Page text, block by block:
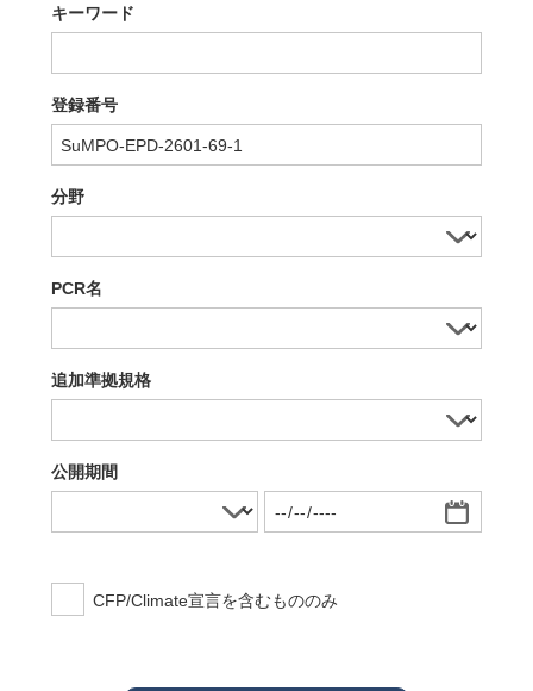
キーワード
登録番号
分野
PCR名
追加準拠規格
公開期間
CFP/Climate宣言を含むもののみ